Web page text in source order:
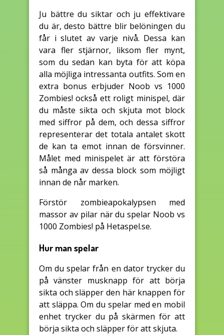
Ju bättre du siktar och ju effektivare
du är, desto bättre blir belöningen du
får i slutet av varje nivå. Dessa kan
vara fler stjärnor, liksom fler mynt,
som du sedan kan byta för att köpa
alla möjliga intressanta outfits. Som en
extra bonus erbjuder Noob vs 1000
Zombies! också ett roligt minispel, där
du måste sikta och skjuta mot block
med siffror på dem, och dessa siffror
representerar det totala antalet skott
de kan ta emot innan de försvinner.
Målet med minispelet är att förstöra
så många av dessa block som möjligt
innan de når marken.
Förstör zombieapokalypsen med
massor av pilar när du spelar Noob vs
1000 Zombies! på Hetaspel.se.
Hur man spelar
Om du spelar från en dator trycker du
på vänster musknapp för att börja
sikta och släpper den här knappen för
att släppa. Om du spelar med en mobil
enhet trycker du på skärmen för att
börja sikta och släpper för att skjuta.